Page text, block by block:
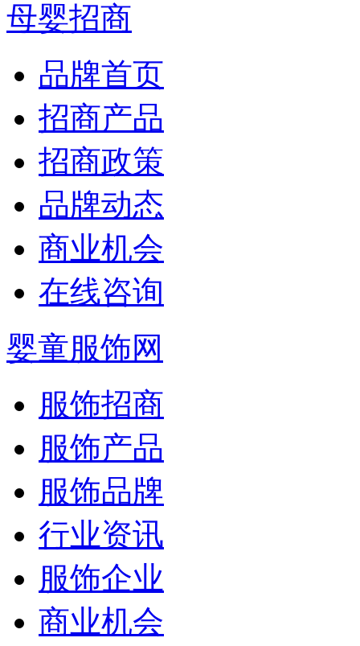
母婴招商
品牌首页
招商产品
招商政策
品牌动态
商业机会
在线咨询
婴童服饰网
服饰招商
服饰产品
服饰品牌
行业资讯
服饰企业
商业机会